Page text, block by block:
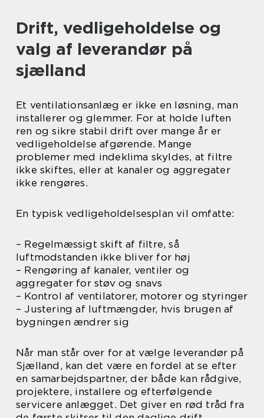
Drift, vedligeholdelse og
valg af leverandør på
sjælland
Et ventilationsanlæg er ikke en løsning, man
installerer og glemmer. For at holde luften
ren og sikre stabil drift over mange år er
vedligeholdelse afgørende. Mange
problemer med indeklima skyldes, at filtre
ikke skiftes, eller at kanaler og aggregater
ikke rengøres.
En typisk vedligeholdelsesplan vil omfatte:
– Regelmæssigt skift af filtre, så
luftmodstanden ikke bliver for høj
– Rengøring af kanaler, ventiler og
aggregater for støv og snavs
– Kontrol af ventilatorer, motorer og styringer
– Justering af luftmængder, hvis brugen af
bygningen ændrer sig
Når man står over for at vælge leverandør på
Sjælland, kan det være en fordel at se efter
en samarbejdspartner, der både kan rådgive,
projektere, installere og efterfølgende
servicere anlægget. Det giver en rød tråd fra